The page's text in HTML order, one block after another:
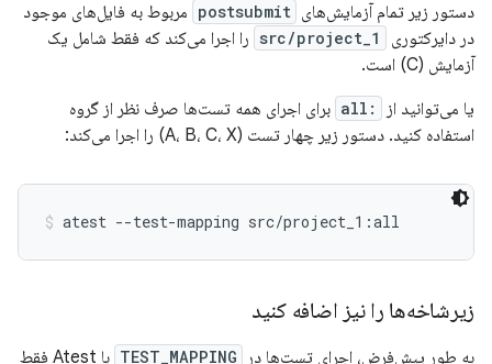
دستور زیر تمام آزمایش‌های postsubmit مربوط به فایل‌های موجود
در دایرکتوری
src/project_1 را اجرا می‌کند که فقط شامل یک
آزمایش (C) است.
یا می‌توانید از
:all
برای اجرای همه تست‌ها صرف نظر از گروه
استفاده کنید. دستور زیر چهار تست (A، B، C، X) را اجرا می‌کند:
atest --test-mapping src/project_1:all
زیرشاخه‌ها را نیز اضافه کنید
به طور پیش‌فرض، اجرای تست‌ها در TEST_MAPPING
با Atest فقط